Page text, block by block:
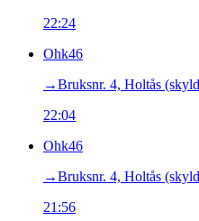
22:24
Ohk46
→‎Bruksnr. 4, Holtås
22:04
Ohk46
→‎Bruksnr. 4, Holtås
21:56